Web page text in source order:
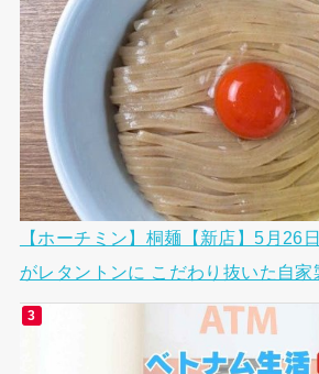
【ホーチミン】桐麺【新店】5月26
がレタントンに こだわり抜いた自家